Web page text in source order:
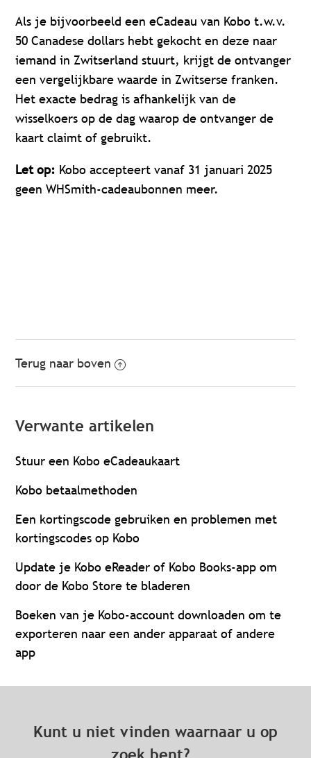
Als je bijvoorbeeld een eCadeau van Kobo t.w.v.
50 Canadese dollars hebt gekocht en deze naar
iemand in Zwitserland stuurt, krijgt de ontvanger
een vergelijkbare waarde in Zwitserse franken.
Het exacte bedrag is afhankelijk van de
wisselkoers op de dag waarop de ontvanger de
kaart claimt of gebruikt.
Let op: Kobo accepteert vanaf 31 januari 2025
geen WHSmith-cadeaubonnen meer.
Terug naar boven
Verwante artikelen
Stuur een Kobo eCadeaukaart
Kobo betaalmethoden
Een kortingscode gebruiken en problemen met
kortingscodes op Kobo
Update je Kobo eReader of Kobo Books-app om
door de Kobo Store te bladeren
Boeken van je Kobo-account downloaden om te
exporteren naar een ander apparaat of andere
app
Kunt u niet vinden waarnaar u op